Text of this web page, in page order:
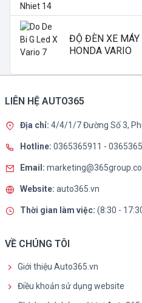
ĐỘ ĐÈN XE MÁY
HONDA VARIO
LIÊN HỆ AUTO365
Địa chỉ: 4/4/1/7 Đường Số 3,
Hotline: 0365365911 -
Email:
Website: auto365.vn
Thời gian làm việc: (8:30 -
VỀ CHÚNG TÔI
Giới thiệu Auto365.vn
Điều khoản sử dụng website